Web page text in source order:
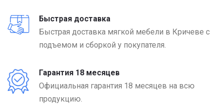
Быстрая доставка
Быстрая доставка мягкой мебели в Кричеве с
подъемом и сборкой у покупателя.
Гарантия 18 месяцев
Официальная гарантия 18 месяцев на всю
продукцию.